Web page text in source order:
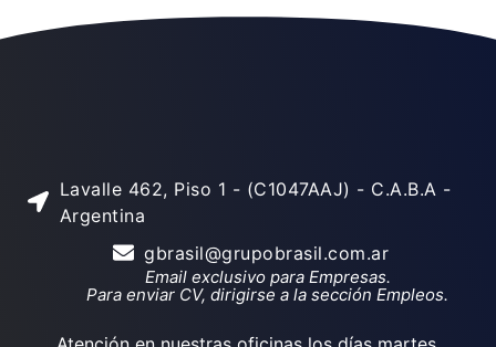
Lavalle 462, Piso 1 - (C1047AAJ) - C.A.B.A -
Argentina
gbrasil@grupobrasil.com.ar
Email exclusivo para Empresas.
Para enviar CV, dirigirse a la sección Empleos.